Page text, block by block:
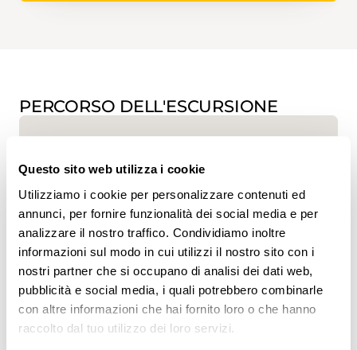
Questo sito web utilizza i cookie
Utilizziamo i cookie per personalizzare contenuti ed
annunci, per fornire funzionalità dei social media e per
analizzare il nostro traffico. Condividiamo inoltre
informazioni sul modo in cui utilizzi il nostro sito con i
nostri partner che si occupano di analisi dei dati web,
pubblicità e social media, i quali potrebbero combinarle
con altre informazioni che hai fornito loro o che hanno
raccolto dal tuo utilizzo dei loro servizi.
PERCORSO DELL'ESCURSIONE